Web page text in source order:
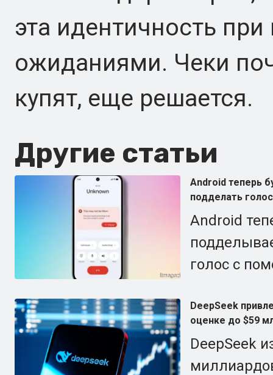
эта идентичность
ожиданиями. Чеки
купят, еще решается.
Другие статьи
Android теперь
подделать
Android
голос с
DeepSeek
оценке до $59
DeepSeek